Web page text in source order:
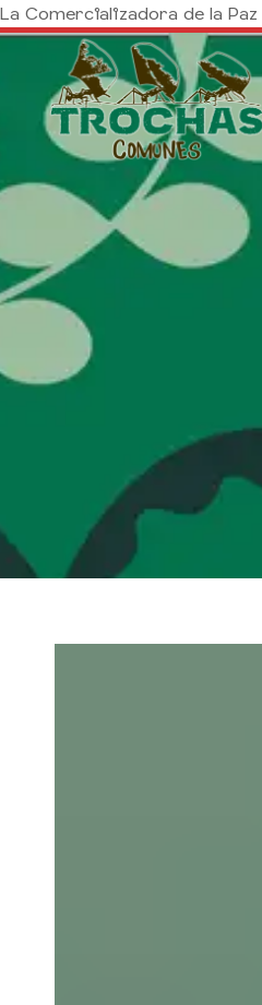
La Comercializadora de la Paz